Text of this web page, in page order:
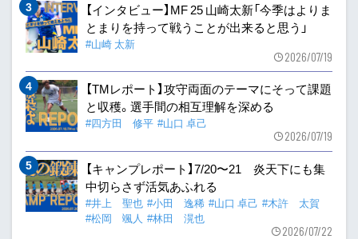
【インタビュー】MF 25 山崎太新「今季はよりま
とまりを持って戦うことが出来ると思う」
#山崎 太新
2026/07/19
【TMレポート】攻守両面のテーマにそって課題
と収穫。選手間の相互理解を深める
#四方田 修平 #山口 卓己
2026/07/19
【キャンプレポート】7/20〜21 炎天下にも集
中切らさず活気あふれる
#井上 聖也 #小田 逸稀 #山口 卓己 #木許 太賀
#松岡 颯人 #林田 滉也
2026/07/22